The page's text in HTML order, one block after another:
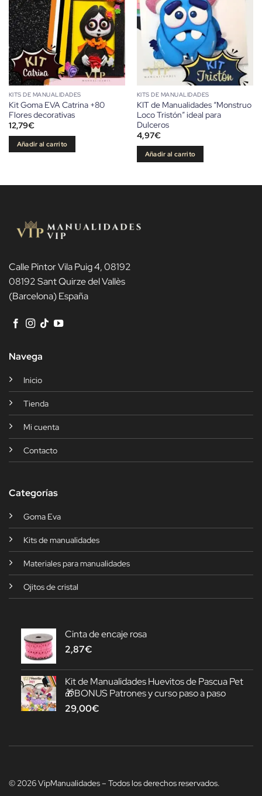
KITS DE MANUALIDADES
Kit Goma EVA Catrina +80
Flores decorativas
12,79€
Añadir al carrito
KITS DE MANUALIDADES
KIT de Manualidades “Monstruo
Loco Tristón” ideal para
Dulceros
4,97€
Añadir al carrito
Calle Pintor Vila Puig 4, 08192
08192 Sant Quirze del Vallès
(Barcelona) España
Navega
Inicio
Tienda
Mi cuenta
Contacto
Categorías
Goma Eva
Kits de manualidades
Materiales para manualidades
Ojitos de cristal
Cinta de encaje rosa
2,87€
Kit de Manualidades Huevitos de Pascua Pet
🎁BONUS Patrones y curso paso a paso
29,00€
© 2026 VipManualidades – Todos los derechos reservados.